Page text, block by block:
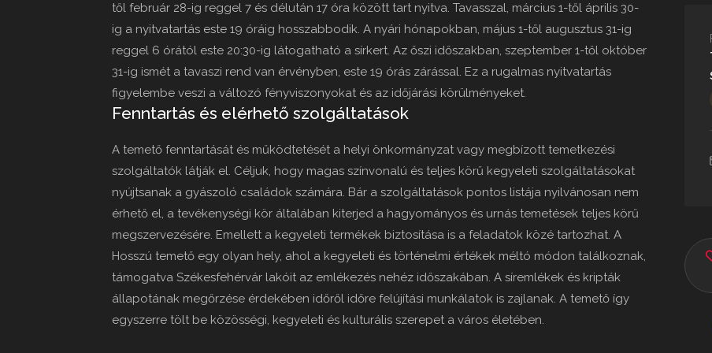
től február 28-ig reggel 7 és délután 17 óra között tart nyitva. Tavasszal, március 1-től április 30-
ig a nyitvatartás este 19 óráig hosszabbodik. A nyári hónapokban, május 1-től augusztus 31-ig
reggel 6 órától este 20:30-ig látogatható a sírkert. Az őszi időszakban, szeptember 1-től október
31-ig ismét a tavaszi rend van érvényben, este 19 órás zárással. Ez a rugalmas nyitvatartás
figyelembe veszi a változó fényviszonyokat és az időjárási körülményeket.
Fenntartás és elérhető szolgáltatások
A temető fenntartását és működtetését a helyi önkormányzat vagy megbízott temetkezési
szolgáltatók látják el. Céljuk, hogy magas színvonalú és teljes körű kegyeleti szolgáltatásokat
nyújtsanak a gyászoló családok számára. Bár a szolgáltatások pontos listája nyilvánosan nem
érhető el, a tevékenységi kör általában kiterjed a hagyományos és urnás temetések teljes körű
megszervezésére. Emellett a kegyeleti termékek biztosítása is a feladatok közé tartozhat. A
Hosszú temető egy olyan hely, ahol a kegyeleti és történelmi értékek méltó módon találkoznak,
támogatva Székesfehérvár lakóit az emlékezés nehéz időszakában. A síremlékek és kripták
állapotának megőrzése érdekében időről időre felújítási munkálatok is zajlanak. A temető így
egyszerre tölt be közösségi, kegyeleti és kulturális szerepet a város életében.